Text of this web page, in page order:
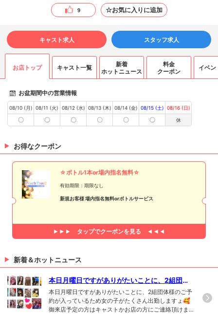
9 ☆お気に入りに追加
キャスト求人 スタッフ求人
お店トップ キャスト一覧
新着
ホットニュース
料金
クーポン
イベン
お盆期間中の営業情報
08/10 (月)
〇
08/11 (火)
〇
08/12 (水)
〇
08/13 (木)
〇
08/14 (金)
〇
08/15 (土)
〇
08/16 (日)
休
お得なクーポン
☆ボトル1本or場内指名無料☆
有効期限：期限なし
新規お客様 場内指名無料orボトルサービス
タップでクーポンを見る
新着＆ホットニュース
本日月曜日ですがありがたいことに、2組団体
様のご予約が入っているため女の子がたく...
本日月曜日ですがありがたいことに、2組団体様のご予
約が入っているため女の子がたくさん出勤しますょ🥰
御来店予定の方はキャストかお店の方にご連絡頂けま